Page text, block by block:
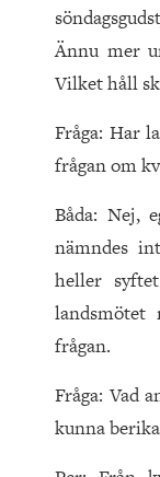
Ännu mer
Vilket håll
Fråga: Har
frågan om
Båda: Nej,
nämndes
heller
landsmötet
frågan.
Fråga: Vad
kunna